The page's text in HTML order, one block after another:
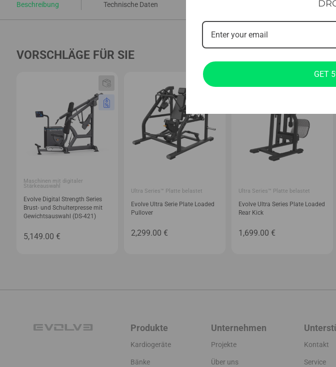
Beschreibung Technische Daten
VORSCHLÄGE FÜR SIE
Maschinen mit digitaler
Stärkeauswahl
Evolve Digital Strength Series
Brust- und Schulterpresse mit
Gewichtsauswahl (DS-421)
5,149.00 €
Ultra Series™ Platte belastet
Evolve Ultra Serie Plate Loaded
Pullover
2,299.00 €
Ultra Series™ Platte belastet
Evolve Ultra Series Plate Loaded
Rear Kick
1,699.00 €
Produkte
Kardiogeräte
Bänke
Unternehmen
Projekte
Über uns
Kontakt
Service
GET